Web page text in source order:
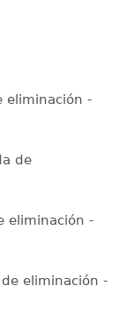
eliminación -
de
eliminación -
eliminación -